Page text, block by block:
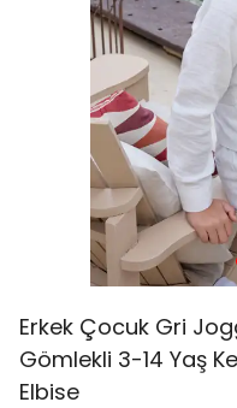
Erkek Çocuk Gri
Gömlekli 3-14 Yaş
Elbise